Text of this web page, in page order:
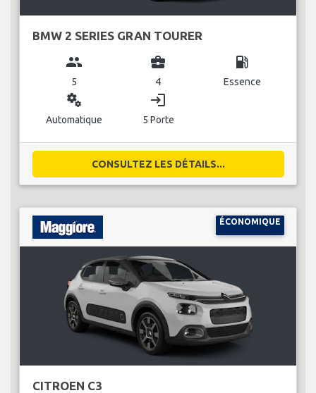
BMW 2 SERIES GRAN TOURER
group
5
business_center
4
local_gas_station
Essence
miscellaneous_services
Automatique
login
5 Porte
CONSULTEZ LES DÉTAILS...
ÉCONOMIQUE
CITROEN C3